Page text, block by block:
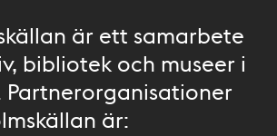
är ett samarbete
bibliotek och museer i
Partnerorganisationer
är: